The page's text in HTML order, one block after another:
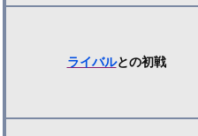
ライバルとの初戦